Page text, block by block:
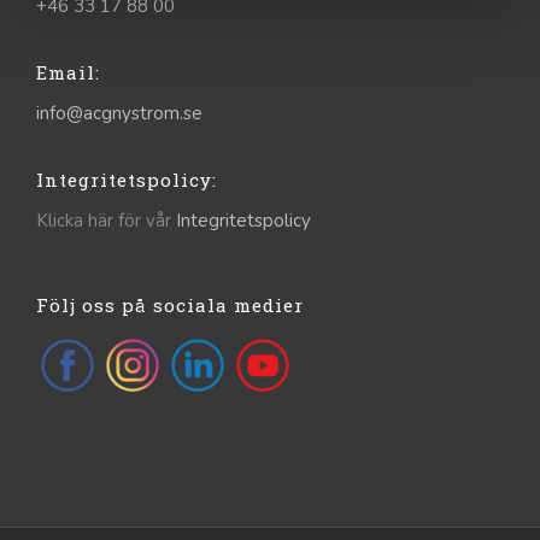
+46 33 17 88 00
Email:
info@acgnystrom.se
Integritetspolicy:
Klicka här för vår Integritetspolicy
Följ oss på sociala medier